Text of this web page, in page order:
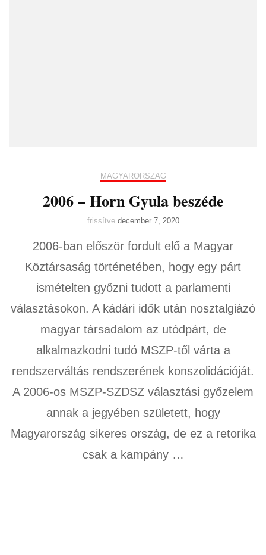
MAGYARORSZÁG
2006 – Horn Gyula beszéde
frissítve december 7, 2020
2006-ban először fordult elő a Magyar
Köztársaság történetében, hogy egy párt
ismételten győzni tudott a parlamenti
választásokon. A kádári idők után nosztalgiázó
magyar társadalom az utódpárt, de
alkalmazkodni tudó MSZP-től várta a
rendszerváltás rendszerének konszolidációját.
A 2006-os MSZP-SZDSZ választási győzelem
annak a jegyében született, hogy
Magyarország sikeres ország, de ez a retorika
csak a kampány …